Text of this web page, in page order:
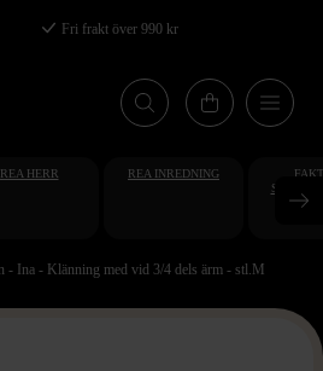
Fri frakt över 990 kr
REA HERR REA INREDNING
- Ina - Klänning med vid 3/4 dels ärm - stl.M